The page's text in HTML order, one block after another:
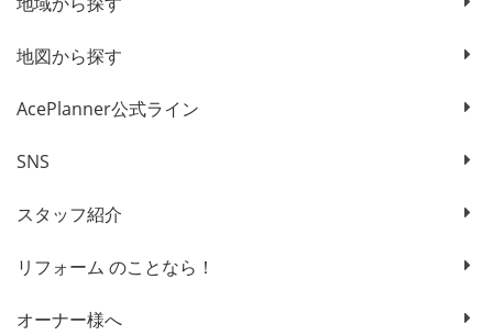
地図から探す
AcePlanner公式ライン
SNS
スタッフ紹介
リフォーム のことなら！
オーナー様へ